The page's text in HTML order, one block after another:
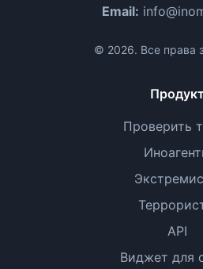
Email:
© 2026. Все права
Проверить
API
Виджет для